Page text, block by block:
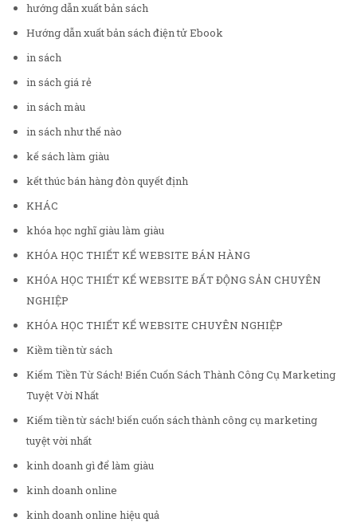
hướng dẫn xuất bản sách
Hướng dẫn xuất bản sách điện tử Ebook
in sách
in sách giá rẻ
in sách màu
in sách như thế nào
kế sách làm giàu
kết thúc bán hàng đòn quyết định
KHÁC
khóa học nghĩ giàu làm giàu
KHÓA HỌC THIẾT KẾ WEBSITE BÁN HÀNG
KHÓA HỌC THIẾT KẾ WEBSITE BẤT ĐỘNG SẢN CHUYÊN
NGHIỆP
KHÓA HỌC THIẾT KẾ WEBSITE CHUYÊN NGHIỆP
Kiềm tiền từ sách
Kiếm Tiền Từ Sách! Biến Cuốn Sách Thành Công Cụ Marketing
Tuyệt Vời Nhất
Kiếm tiền từ sách! biến cuốn sách thành công cụ marketing
tuyệt vời nhất
kinh doanh gì để làm giàu
kinh doanh online
kinh doanh online hiệu quả